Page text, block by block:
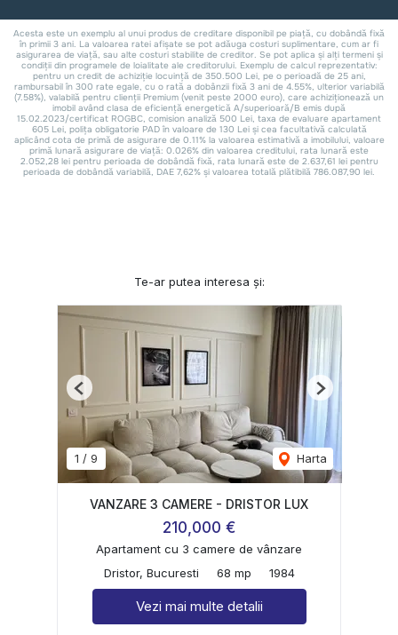
Te-ar putea interesa și:
1 / 9 Harta
Previous Next
VANZARE 3 CAMERE - DRISTOR LUX
210,000 €
Apartament cu 3 camere de vânzare
Dristor, Bucuresti
68 mp 1984
Vezi mai multe detalii